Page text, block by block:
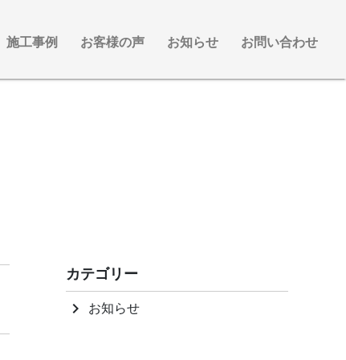
施工事例 お客様の声 お知らせ お問い合わせ
カテゴリー
keyboard_arrow_right お知らせ